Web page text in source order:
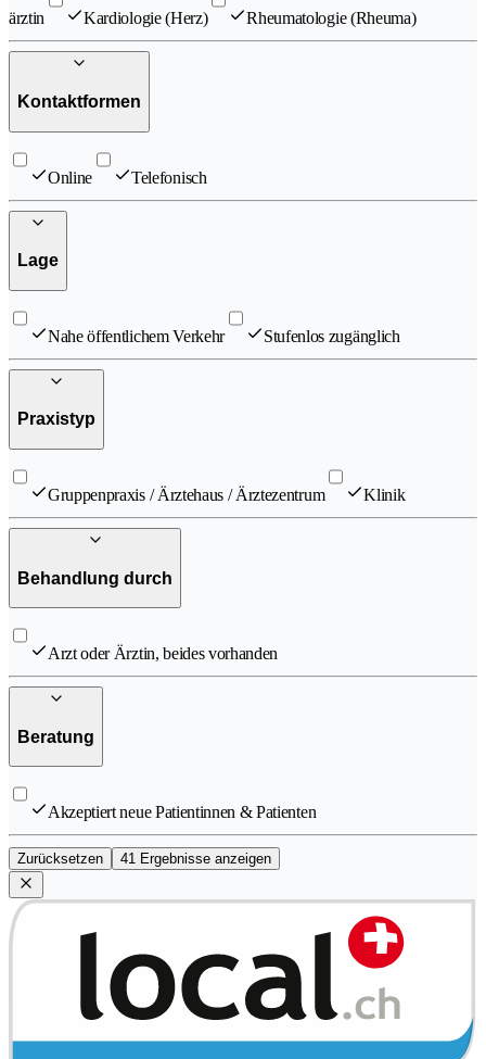
ärztin Kardiologie (Herz) Rheumatologie (Rheuma)
Kontaktformen
Online Telefonisch
Lage
Nahe öffentlichem Verkehr Stufenlos zugänglich
Praxistyp
Gruppenpraxis / Ärztehaus / Ärztezentrum Klinik
Behandlung durch
Arzt oder Ärztin, beides vorhanden
Beratung
Akzeptiert neue Patientinnen & Patienten
Zurücksetzen 41 Ergebnisse anzeigen